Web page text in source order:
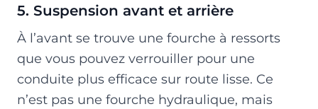
5. Suspension avant et arrière
À l’avant se trouve une fourche à ressorts
que vous pouvez verrouiller pour une
conduite plus efficace sur route lisse. Ce
n’est pas une fourche hydraulique, mais